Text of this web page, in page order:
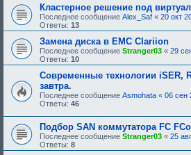
Кластерное решение под
Последнее сообщение Alex_Saf « 20 окт
Ответы: 13
Замена диска в EMC Clariion
Последнее сообщение Stranger03 « 29
Ответы: 10
Современные технологии iSER,
завтра.
Последнее сообщение Asmohata « 06 сен
Ответы: 46
Подбор SAN коммутатора FC
Последнее сообщение Stranger03 « 25
Ответы: 8